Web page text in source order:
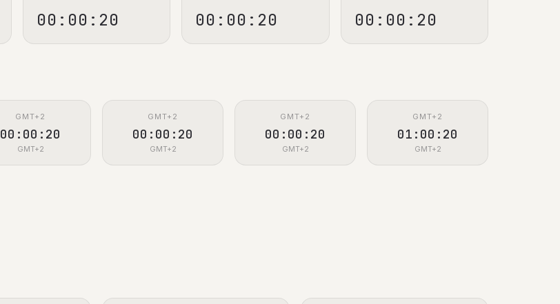
00:00:21 00:00:21 00:00:21
GMT+2
00:00:21
GMT+2
GMT+2
00:00:21
GMT+2
GMT+2
00:00:21
GMT+2
GMT+2
01:00:21
GMT+2